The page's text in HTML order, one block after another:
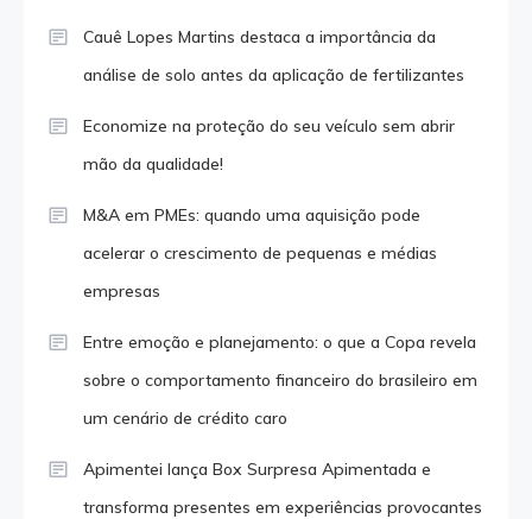
Cauê Lopes Martins destaca a importância da
análise de solo antes da aplicação de fertilizantes
Economize na proteção do seu veículo sem abrir
mão da qualidade!
M&A em PMEs: quando uma aquisição pode
acelerar o crescimento de pequenas e médias
empresas
Entre emoção e planejamento: o que a Copa revela
sobre o comportamento financeiro do brasileiro em
um cenário de crédito caro
Apimentei lança Box Surpresa Apimentada e
transforma presentes em experiências provocantes